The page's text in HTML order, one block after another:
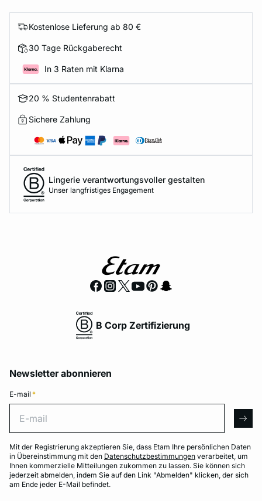
Kostenlose Lieferung ab 80 €
30 Tage Rückgaberecht
In 3 Raten mit Klarna
20 % Studentenrabatt
Sichere Zahlung
Lingerie verantwortungsvoller gestalten
Unser langfristiges Engagement
B Corp Zertifizierung
Newsletter abonnieren
E-mail *
Mit der Registrierung akzeptieren Sie, dass Etam Ihre persönlichen Daten
in Übereinstimmung mit den Datenschutzbestimmungen verarbeitet, um
Ihnen kommerzielle Mitteilungen zukommen zu lassen. Sie können sich
jederzeit abmelden, indem Sie auf den Link "Abmelden" klicken, der sich
am Ende jeder E-Mail befindet.